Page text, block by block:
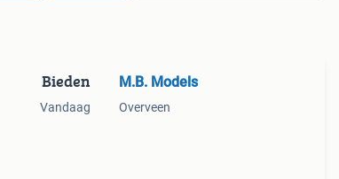
Bieden
Vandaag
M.B. Models
Overveen